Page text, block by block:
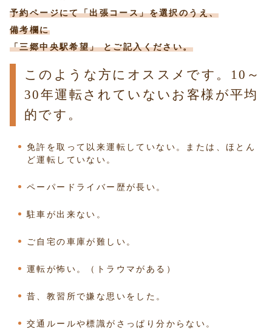
予約ページにて「出張コース」を選択のうえ、
備考欄に
「三郷中央駅希望」 とご記入ください。
このような方にオススメです。10～
30年運転されていないお客様が平均
的です。
免許を取って以来運転していない。または、ほとん
ど運転していない。
ペーパードライバー歴が長い。
駐車が出来ない。
ご自宅の車庫が難しい。
運転が怖い。（トラウマがある）
昔、教習所で嫌な思いをした。
交通ルールや標識がさっぱり分からない。